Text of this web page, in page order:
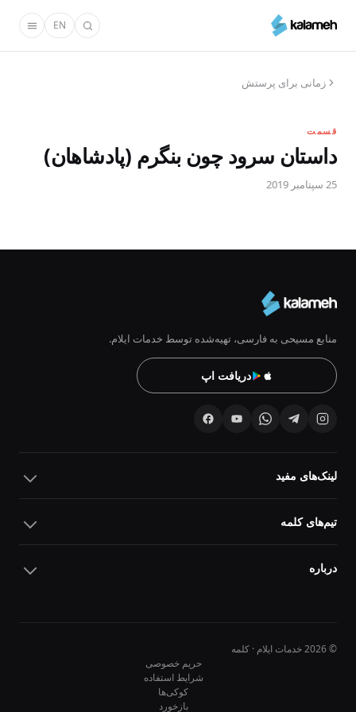
محتوای
EN
زمانی برای پرستش
قسمت
داستان سرود چون بنگرم (پادشاهان)
25 سپتامبر 2019
منابع مسیحی به فارسی، تهیه‌شده توسط خدمات ایلام.
دریافت اپ
لینک‌های مفید
تیم‌های کلمه
درباره
© 2026 خدمات ایلام · کلمه
حریم خصوصی
شرایط استفاده
کوکی‌ها
بازخورد
10